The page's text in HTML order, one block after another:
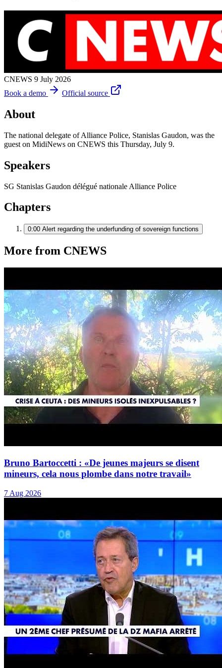
CNEWS 9 July 2026
Book a demo
Official source
About
The national delegate of Alliance Police, Stanislas Gaudon, was the
guest on MidiNews on CNEWS this Thursday, July 9.
Speakers
SG Stanislas Gaudon délégué nationale Alliance Police
Chapters
0:00 Alert regarding the underfunding of sovereign functions
More from CNEWS
Bruno Bartoccetti : «De jeunes majeurs se disent
mineurs, cela nous plombe dans notre travail»
7 Aug 2026